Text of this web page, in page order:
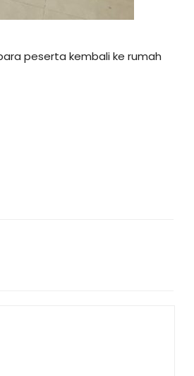
peserta kembali ke rumah